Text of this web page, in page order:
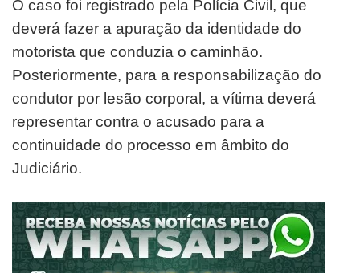
O caso foi registrado pela Polícia Civil, que
deverá fazer a apuração da identidade do
motorista que conduzia o caminhão.
Posteriormente, para a responsabilização do
condutor por lesão corporal, a vítima deverá
representar contra o acusado para a
continuidade do processo em âmbito do
Judiciário.